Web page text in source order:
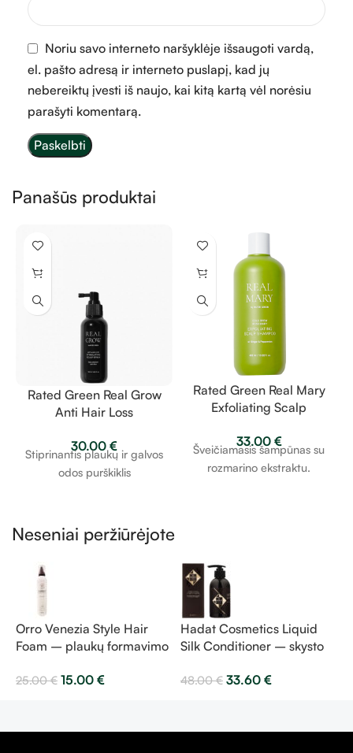
Noriu savo interneto naršyklėje išsaugoti vardą,
el. pašto adresą ir interneto puslapį, kad jų
nebereiktų įvesti iš naujo, kai kitą kartą vėl norėsiu
parašyti komentarą.
Panašūs produktai
Rated Green Real Grow
Anti Hair Loss
– purškiklis plaukams
su rozmarinu 120ml
30.00 €
Stiprinantis plaukų ir galvos
odos purškiklis
Rated Green Real Mary
Exfoliating Scalp
šveičiamasis šampūnas
su rozmarinu 400ml
33.00 €
Šveičiamasis šampūnas su
rozmarino ekstraktu.
Neseniai peržiūrėjote
Orro Venezia Style Hair
Foam – plaukų formavimo
25.00€ 15.00 €
Hadat Cosmetics Liquid
Silk Conditioner – skysto
ml
48.00€ 33.60 €